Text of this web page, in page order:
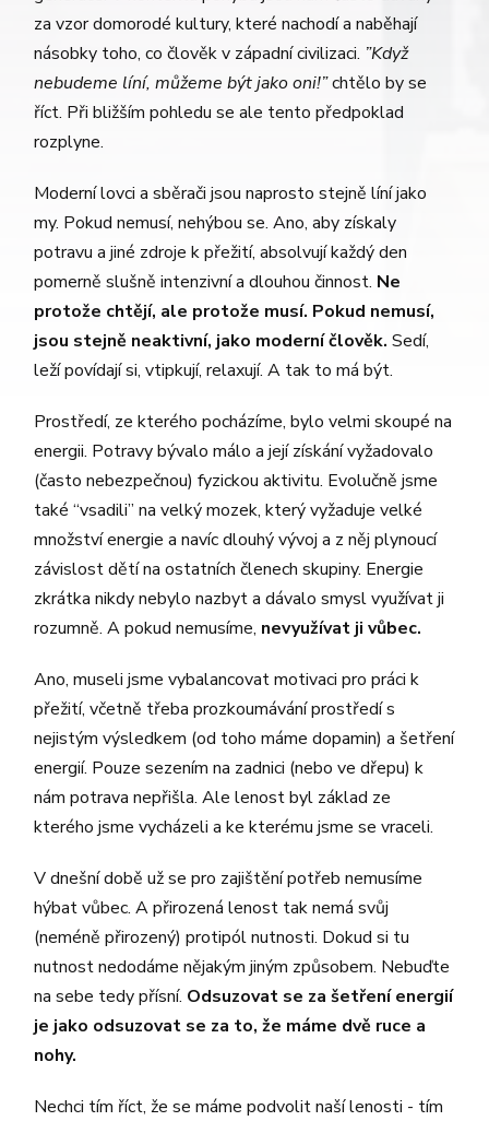
za vzor domorodé kultury, které nachodí a naběhají
násobky toho, co člověk v západní civilizaci. ”Když
nebudeme líní, můžeme být jako oni!”chtělo by se
říct. Při bližším pohledu se ale tento předpoklad
rozplyne.
Moderní lovci a sběrači jsou naprosto stejně líní jako
my. Pokud nemusí, nehýbou se. Ano, aby získaly
potravu a jiné zdroje k přežití, absolvují každý den
pomerně slušně intenzivní a dlouhou činnost. Ne
protože chtějí, ale protože musí. Pokud nemusí,
jsou stejně neaktivní, jako moderní člověk. Sedí,
leží povídají si, vtipkují, relaxují. A tak to má být.
Prostředí, ze kterého pocházíme, bylo velmi skoupé na
energii. Potravy bývalo málo a její získání vyžadovalo
(často nebezpečnou) fyzickou aktivitu. Evolučně jsme
také “vsadili” na velký mozek, který vyžaduje velké
množství energie a navíc dlouhý vývoj a z něj plynoucí
závislost dětí na ostatních členech skupiny. Energie
zkrátka nikdy nebylo nazbyt a dávalo smysl využívat ji
rozumně. A pokud nemusíme, nevyužívat ji vůbec.
Ano, museli jsme vybalancovat motivaci pro práci k
přežití, včetně třeba prozkoumávání prostředí s
nejistým výsledkem (od toho máme dopamin) a šetření
energií. Pouze sezením na zadnici (nebo ve dřepu) k
nám potrava nepřišla. Ale lenost byl základ ze
kterého jsme vycházeli a ke kterému jsme se vraceli.
V dnešní době už se pro zajištění potřeb nemusíme
hýbat vůbec. A přirozená lenost tak nemá svůj
(neméně přirozený) protipól nutnosti. Dokud si tu
nutnost nedodáme nějakým jiným způsobem. Nebuďte
na sebe tedy přísní. Odsuzovat se za šetření energií
je jako odsuzovat se za to, že máme dvě ruce a
nohy.
Nechci tím říct, že se máme podvolit naší lenosti - tím